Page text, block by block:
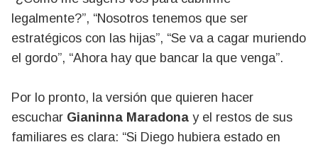
legalmente?”, “Nosotros tenemos que ser
estratégicos con las hijas”, “Se va a cagar muriendo
el gordo”, “Ahora hay que bancar la que venga”.
Por lo pronto, la versión que quieren hacer
escuchar Gianinna Maradona y el restos de sus
familiares es clara: “Si Diego hubiera estado en